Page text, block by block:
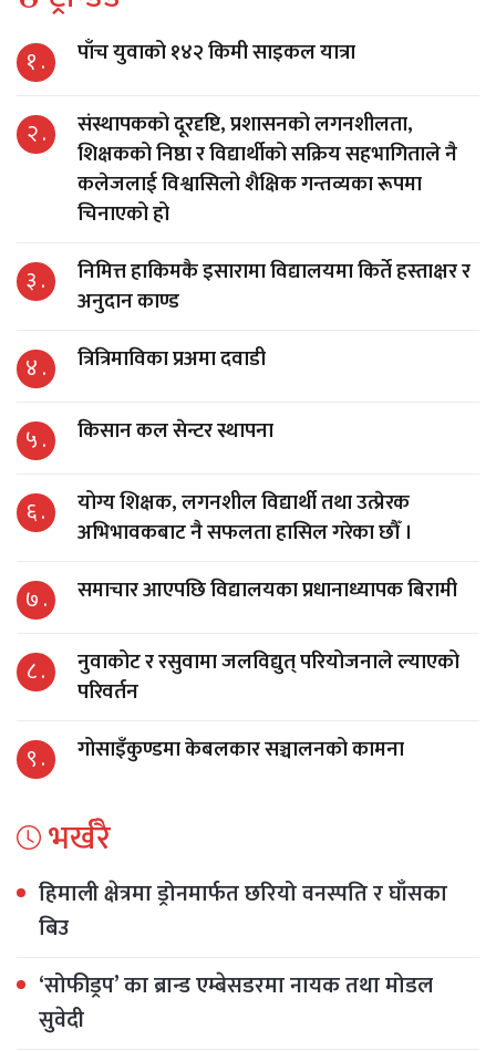
१ . पाँच युवाको १४२ किमी साइकल यात्रा
२ .
संस्थापकको दूरदृष्टि, प्रशासनको लगनशीलता,
शिक्षकको निष्ठा र विद्यार्थीको सक्रिय सहभागिताले नै
कलेजलाई विश्वासिलो शैक्षिक गन्तव्यका रूपमा
चिनाएको हो
३ .
निमित्त हाकिमकै इसारामा विद्यालयमा किर्ते हस्ताक्षर र
अनुदान काण्ड
४ . त्रित्रिमाविका प्रअमा दवाडी
५ . किसान कल सेन्टर स्थापना
६ .
योग्य शिक्षक, लगनशील विद्यार्थी तथा उत्प्रेरक
अभिभावकबाट नै सफलता हासिल गरेका छौँ ।
७ . समाचार आएपछि विद्यालयका प्रधानाध्यापक बिरामी
८ .
नुवाकोट र रसुवामा जलविद्युत् परियोजनाले ल्याएको
परिवर्तन
९ . गोसाइँकुण्डमा केबलकार सञ्चालनको कामना
भर्खरै
हिमाली क्षेत्रमा ड्रोनमार्फत छरियो वनस्पति र घाँसका
बिउ
‘सोफीड्रप’ का ब्रान्ड एम्बेसडरमा नायक तथा मोडल
सुवेदी